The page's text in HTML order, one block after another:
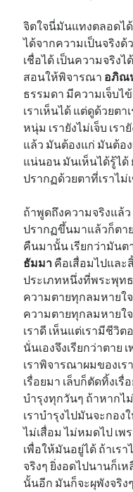
จิตใจนี่มันแทงตลอดไ
ได้จากความเป็นจริงด้
เชื่อได้ เป็นความจริง
สอนให้พิจารณา อภิณ
ธรรมดา มีความเจ็บไ
เราเห็นได้ แต่ดูด้วยตา
หนุ่ม เรายังไม่เจ็บ เร
แล้ว มันต้องแก่ มันต้อ
แน่นอน มันเห็นได้รู้ได้
ปรากฏด้วยตาที่เราไม่
ถ้าพูดถึงความจริงแล้ว
ปรากฏขึ้นมาแล้วก็ตา
คืนมานั้น เรียกว่ามันต
ธัมมา คือเสื่อมไปและ
ประเภทหนึ่งที่พระพุทธ
ความตายทุกลมหายใ
ความตายทุกลมหายใจ
เราดี เห็นแต่เรามีชีวิ
นั่นเองจึงเรียกว่าตาย
เราพิจารณาผมของเร
เรื่อยมา เล็บก็ตัดทิ้งเรื่
บำรุงทุกวันๆ ถ้าหากไ
เราบำรุงไปมันจะกอ
ไม่เสื่อม ไม่หมดไป เพ
เพื่อให้มันอยู่ได้ ถ้าเร
จริงๆ ยิ่งอดไปนานก็เ
นั้นอีก มันก็จะผุพังจริ